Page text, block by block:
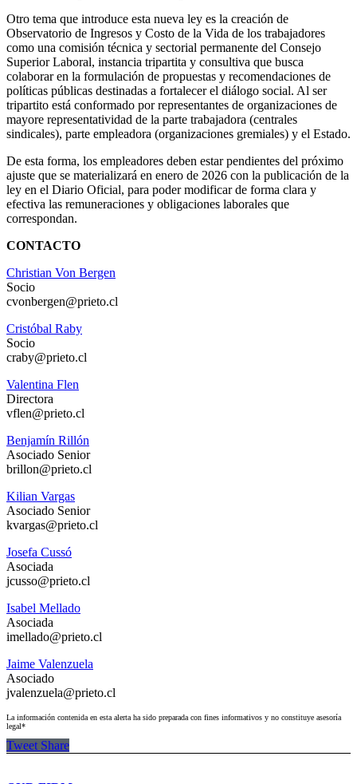
Otro tema que introduce esta nueva ley es la creación de
Observatorio de Ingresos y Costo de la Vida de los trabajadores
como una comisión técnica y sectorial permanente del Consejo
Superior Laboral, instancia tripartita y consultiva que busca
colaborar en la formulación de propuestas y recomendaciones de
políticas públicas destinadas a fortalecer el diálogo social. Al ser
tripartito está conformado por representantes de organizaciones de
mayore representatividad de la parte trabajadora (centrales
sindicales), parte empleadora (organizaciones gremiales) y el Estado.
De esta forma, los empleadores deben estar pendientes del próximo
ajuste que se materializará en enero de 2026 con la publicación de la
ley en el Diario Oficial, para poder modificar de forma clara y
efectiva las remuneraciones y obligaciones laborales que
correspondan.
CONTACTO
Christian Von Bergen
Socio
cvonbergen@prieto.cl
Cristóbal Raby
Socio
craby@prieto.cl
Valentina Flen
Directora
vflen@prieto.cl
Benjamín Rillón
Asociado Senior
brillon@prieto.cl
Kilian Vargas
Asociado Senior
kvargas@prieto.cl
Josefa Cussó
Asociada
jcusso@prieto.cl
Isabel Mellado
Asociada
imellado@prieto.cl
Jaime Valenzuela
Asociado
jvalenzuela@prieto.cl
La información contenida en esta alerta ha sido preparada con fines informativos y no constituye asesoría
legal*
Tweet Share